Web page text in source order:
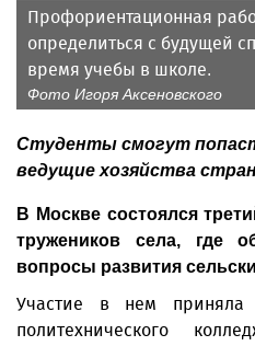
Профориентационная
определиться с будущей
время учебы в школе.
Фото Игоря Аксеновского
Студенты смогут
ведущие хозяйства
В Москве состоялся
тружеников села, где
вопросы развития
Участие в нем приняла
политехнического